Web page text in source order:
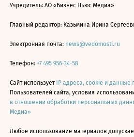
Учредитель: АО «Бизнес Ньюс Медиа»
Главный редактор: Казьмина Ирина
Электронная почта: news@vedomosti.ru
Телефон: +7 495 956-34-58
Сайт использует IP адреса, cookie и данные
Пользователей сайта, условия
в отношении обработки персональных
Медиа»
Любое использование материалов